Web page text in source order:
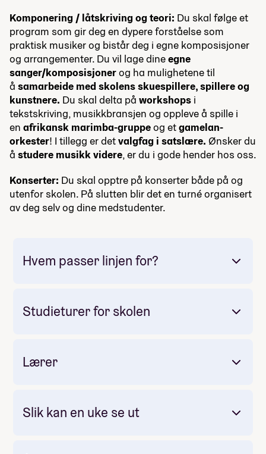
Komponering / låtskriving og teori: Du skal følge et
program som gir deg en dypere forståelse som
praktisk musiker og bistår deg i egne komposisjoner
og arrangementer. Du vil lage dineegne
sanger/komposisjonerog ha mulighetene til
å samarbeide med skolens skuespillere, spillere og
kunstnere. Du skal delta på workshops i
tekstskriving, musikkbransjen og oppleve å spille i
en afrikansk marimba-gruppeog etgamelan-
orkester! I tillegg er detvalgfag i satslære. Ønsker du
å studere musikk videre, er du i gode hender hos oss.
Konserter: Du skal opptre på konserter både på og
utenfor skolen. På slutten blir det en turné organisert
av deg selv og dine medstudenter.
Hvem passer linjen for?
Studieturer for skolen
Obligatorisk: Nei
Lærer
Slik kan en uke se ut